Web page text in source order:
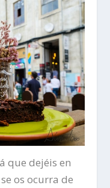
que dejéis en
os ocurra de